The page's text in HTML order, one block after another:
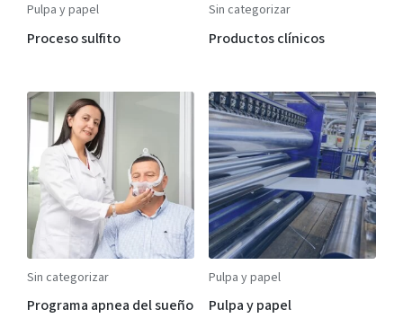
Pulpa y papel
Proceso sulfito
Sin categorizar
Productos clínicos
Sin categorizar
Programa apnea del sueño
Pulpa y papel
Pulpa y papel